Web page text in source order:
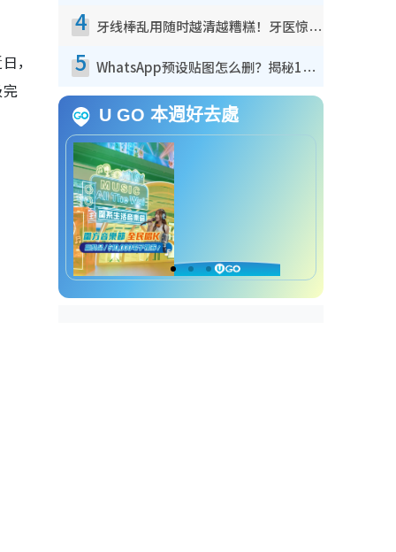
，
4 牙线棒乱用随时越清越糟糕！牙医惊揭盲目过户细菌恐致蛀牙：这种才是日常真保养
5 WhatsApp预设贴图怎么删？揭秘1招“反向操作”还原简洁界面 附3步实测教程
U GO 本週好去處